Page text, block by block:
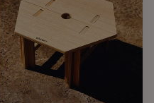
らの湿気や水の侵入を防ぎ